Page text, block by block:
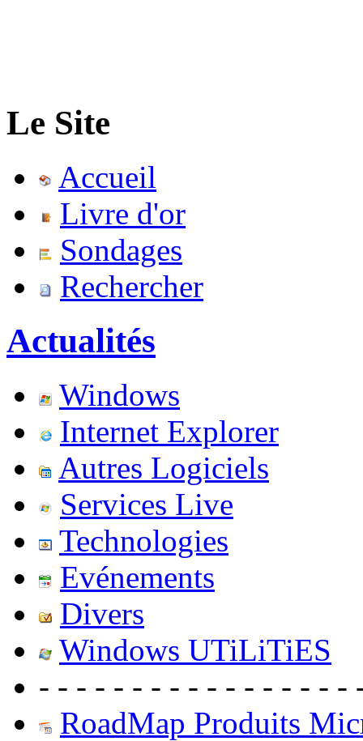
Le Site
Accueil
Livre d'or
Sondages
Rechercher
Actualités
Windows
Internet Explorer
Autres Logiciels
Services Live
Technologies
Evénements
Divers
Windows UTiLiTiES
- - - - - - - - - - - - - - - - -
RoadMap Produits